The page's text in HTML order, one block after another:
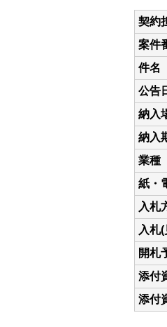
契約
案件
件名
公告
納入
納入
業種
紙・
入札
入札
開札
添付
添付